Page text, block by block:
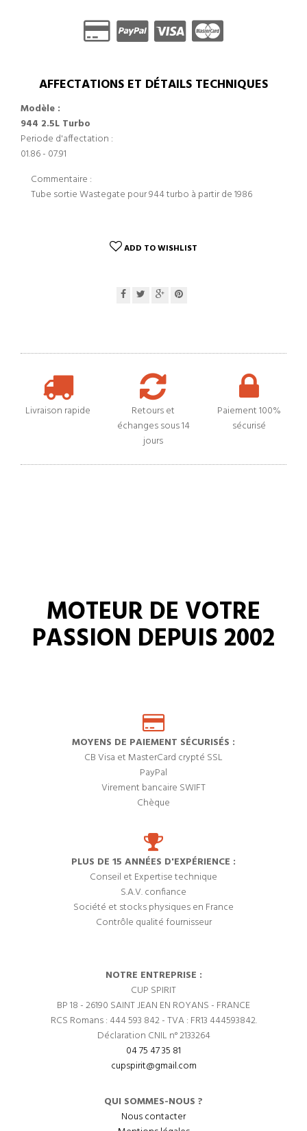
AFFECTATIONS ET DÉTAILS TECHNIQUES
Modèle :
944 2.5L Turbo
Periode d'affectation :
01.86 - 07.91
Commentaire :
Tube sortie Wastegate pour 944 turbo à partir de 1986
ADD TO WISHLIST
Livraison rapide
Retours et
échanges sous 14
jours
Paiement 100%
sécurisé
MOTEUR DE VOTRE
PASSION DEPUIS 2002
MOYENS DE PAIEMENT SÉCURISÉS :
CB Visa et MasterCard crypté SSL
PayPal
Virement bancaire SWIFT
Chèque
PLUS DE 15 ANNÉES D'EXPÉRIENCE :
Conseil et Expertise technique
S.A.V. confiance
Société et stocks physiques en France
Contrôle qualité fournisseur
NOTRE ENTREPRISE :
CUP SPIRIT
BP 18 - 26190 SAINT JEAN EN ROYANS - FRANCE
RCS Romans : 444 593 842 - TVA : FR13 444593842.
Déclaration CNIL n° 2133264
04 75 47 35 81
cupspirit@gmail.com
QUI SOMMES-NOUS ?
Nous contacter